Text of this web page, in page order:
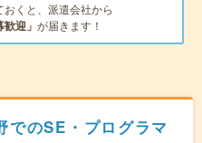
おくと、派遣会社から
歓迎」 が届きます！
でのSE・プログラマ